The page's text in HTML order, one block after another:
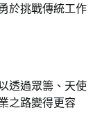
於挑戰傳統工作
透過眾籌、天使
之路變得更容